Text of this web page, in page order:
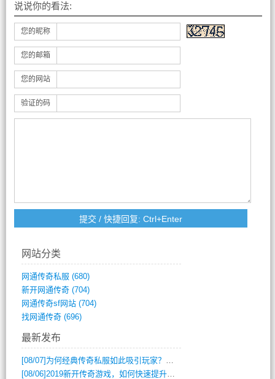
说说你的看法:
您的昵称
您的邮箱
您的网站
验证的码
网站分类
网通传奇私服 (680)
新开网通传奇(704)
网通传奇sf网站(704)
找网通传奇(696)
最新发布
[08/07] 为何经典传奇私服如此吸引玩家？深度攻略解析
[08/06]2019新开传奇游戏，如何快速提升角色等级？